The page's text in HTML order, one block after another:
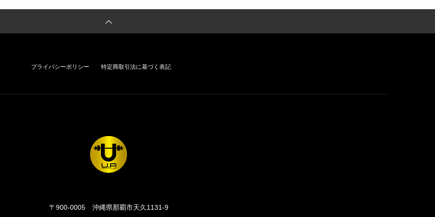
プライバシーポリシー 特定商取引法に基づく表記
〒900-0005 沖縄県那覇市天久1131-9